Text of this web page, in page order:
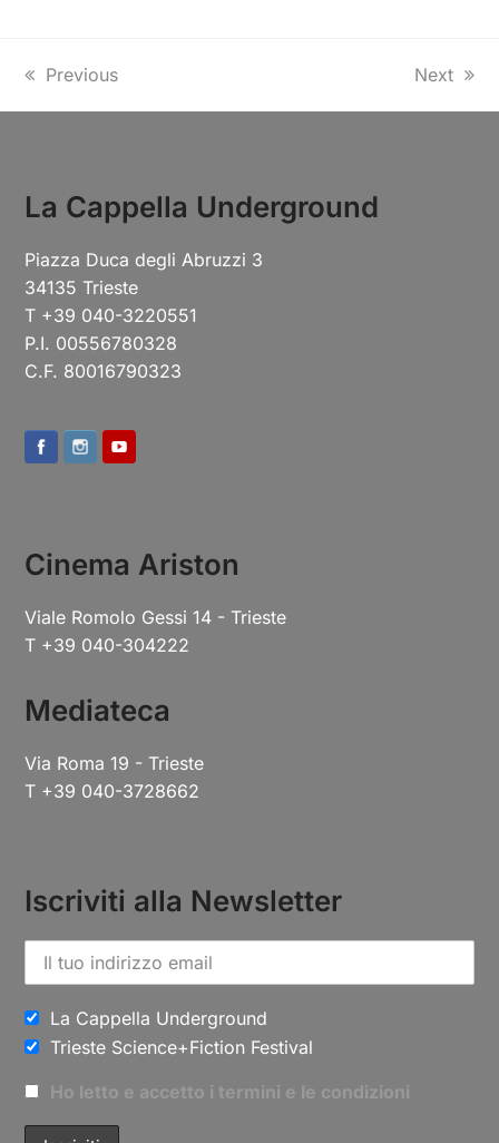
[/vc_column_inner][/vc_row_inner]
Previous
34135 Trieste
P.I. 00556780328
C.F. 80016790323
Viale Romolo Gessi 14 - Trieste
Mediateca
Via Roma 19 - Trieste